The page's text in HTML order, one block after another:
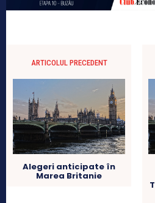
ARTICOLUL PRECEDENT
Alegeri anticipate în
Marea Britanie